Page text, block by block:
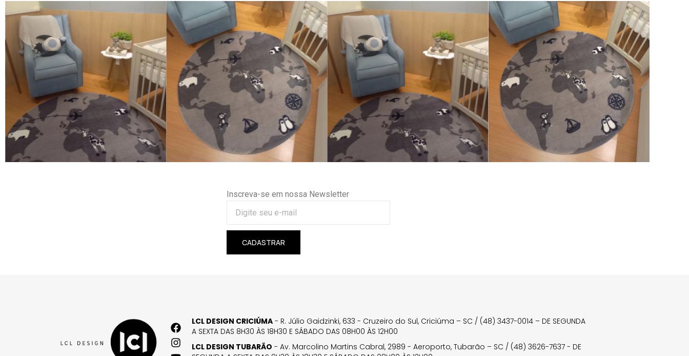
Inscreva-se em nossa Newsletter
CADASTRAR
LCL DESIGN CRICIÚMA - R. Júlio Gaidzinki, 633 - Cruzeiro do Sul, Criciúma – SC / (48) 3437-0014 – DE SEGUNDA
A SEXTA DAS 8H30 ÀS 18H30 E SÁBADO DAS 08H00 ÀS 12H00
LCL DESIGN TUBARÃO - Av. Marcolino Martins Cabral, 2989 - Aeroporto, Tubarão – SC / (48) 3626-7637 - DE